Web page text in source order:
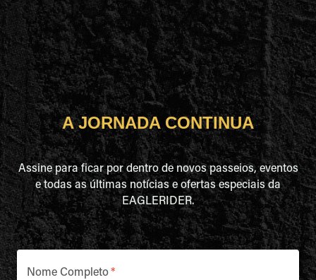
A JORNADA CONTINUA
Assine para ficar por dentro de novos passeios, eventos
e todas as últimas notícias e ofertas especiais da
EAGLERIDER.
Nome Completo*